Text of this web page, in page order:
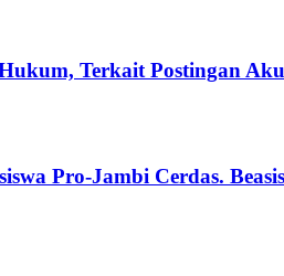
Terkait Postingan
Pro-Jambi Cerdas.